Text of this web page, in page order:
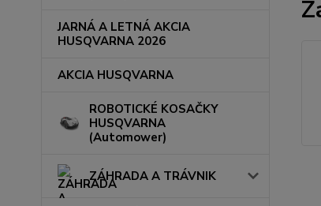
JARNÁ A LETNÁ AKCIA
HUSQVARNA 2026
AKCIA HUSQVARNA
ROBOTICKÉ KOSAČKY
HUSQVARNA
(Automower)
ZÁHRADA A TRÁVNIK